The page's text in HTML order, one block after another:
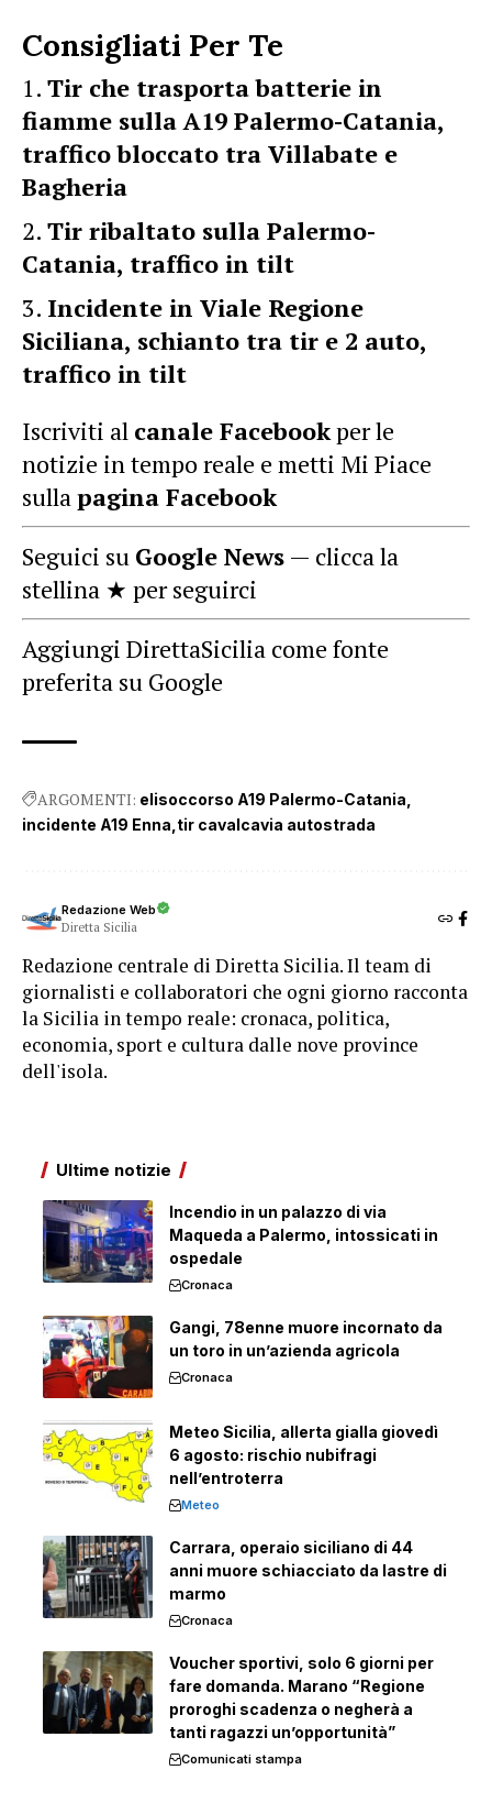
Consigliati Per Te
Tir che trasporta batterie in
fiamme sulla A19 Palermo-Catania,
traffico bloccato tra Villabate e
Bagheria
Tir ribaltato sulla Palermo-
Catania, traffico in tilt
Incidente in Viale Regione
Siciliana, schianto tra tir e 2 auto,
traffico in tilt
Iscriviti al canale Facebookper le
notizie in tempo reale e metti Mi Piace
sullapagina Facebook
Seguici su Google News — clicca la
stellina ★ per seguirci
Aggiungi DirettaSicilia come fonte
preferita su Google
ARGOMENTI: elisoccorso A19 Palermo-Catania
incidente A19 Enna tir cavalcavia autostrada
Redazione Web
Diretta Sicilia
Redazione centrale di Diretta Sicilia. Il team di
giornalisti e collaboratori che ogni giorno racconta
la Sicilia in tempo reale: cronaca, politica,
economia, sport e cultura dalle nove province
dell'isola.
Ultime notizie
Incendio in un palazzo di via
Maqueda a Palermo, intossicati in
ospedale
Cronaca
Gangi, 78enne muore incornato da
un toro in un’azienda agricola
Cronaca
Meteo Sicilia, allerta gialla giovedì
6 agosto: rischio nubifragi
nell’entroterra
Meteo
Carrara, operaio siciliano di 44
anni muore schiacciato da lastre di
marmo
Cronaca
Voucher sportivi, solo 6 giorni per
fare domanda. Marano “Regione
proroghi scadenza o negherà a
tanti ragazzi un’opportunità”
Comunicati stampa